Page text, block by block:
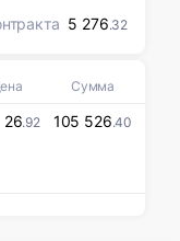
5 276.32
Сумма
26.92 105 526.40